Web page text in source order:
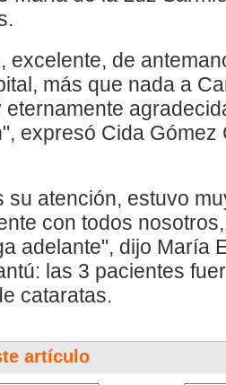
excelente, de
más que nada a
eternamente
expresó Cida Gómez
su atención, estuvo
con todos
adelante", dijo María
las 3 pacientes
cataratas.
artículo